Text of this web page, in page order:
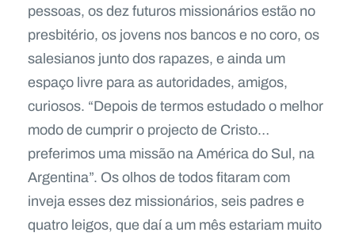
pessoas, os dez futuros missionários estão no
presbitério, os jovens nos bancos e no coro, os
salesianos junto dos rapazes, e ainda um
espaço livre para as autoridades, amigos,
curiosos. “Depois de termos estudado o melhor
modo de cumprir o projecto de Cristo…
preferimos uma missão na América do Sul, na
Argentina”. Os olhos de todos fitaram com
inveja esses dez missionários, seis padres e
quatro leigos, que daí a um mês estariam muito